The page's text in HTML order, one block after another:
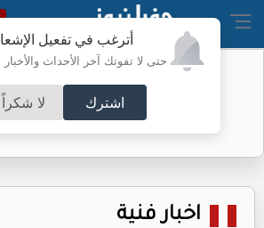
أترغب في تفعيل
حتى لا تفوتك آخر الأحداث والأخبار
اشترك لا شكراً
داخله جثة
اخبار فنية